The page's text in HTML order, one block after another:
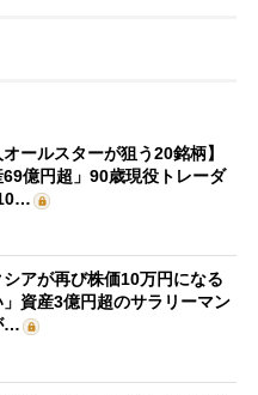
オールスターが狙う20銘柄】
69億円超」90歳現役トレーダ
シアが再び株価10万円になる
」資産3億円超のサラリーマン
…